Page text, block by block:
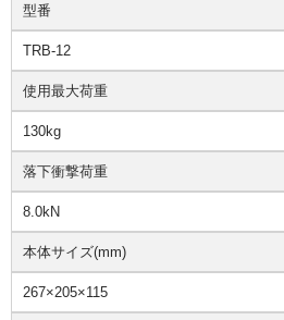
型番
TRB-12
使用最大荷重
130kg
落下衝撃荷重
8.0kN
本体サイズ(mm)
267×205×115